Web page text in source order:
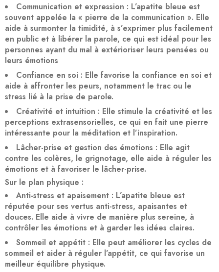
Communication et expression : L’apatite bleue est
souvent appelée la « pierre de la communication ». Elle
aide à surmonter la timidité, à s’exprimer plus facilement
en public et à libérer la parole, ce qui est idéal pour les
personnes ayant du mal à extérioriser leurs pensées ou
leurs émotions
Confiance en soi : Elle favorise la confiance en soi et
aide à affronter les peurs, notamment le trac ou le
stress lié à la prise de parole.
Créativité et intuition : Elle stimule la créativité et les
perceptions extrasensorielles, ce qui en fait une pierre
intéressante pour la méditation et l’inspiration.
Lâcher-prise et gestion des émotions : Elle agit
contre les colères, le grignotage, elle aide à réguler les
émotions et à favoriser le lâcher-prise.
Sur le plan physique :
Anti-stress et apaisement : L’apatite bleue est
réputée pour ses vertus anti-stress, apaisantes et
douces. Elle aide à vivre de manière plus sereine, à
contrôler les émotions et à garder les idées claires.
Sommeil et appétit : Elle peut améliorer les cycles de
sommeil et aider à réguler l’appétit, ce qui favorise un
meilleur équilibre physique.